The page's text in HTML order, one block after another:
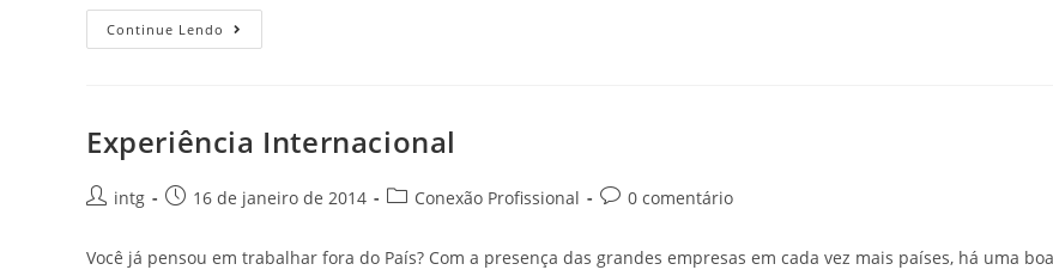
Continue Lendo
Experiência Internacional
intg 16 de janeiro de 2014 Conexão Profissional 0 comentário
Você já pensou em trabalhar fora do País? Com a presença das grandes empresas em cada vez mais países, há uma boa